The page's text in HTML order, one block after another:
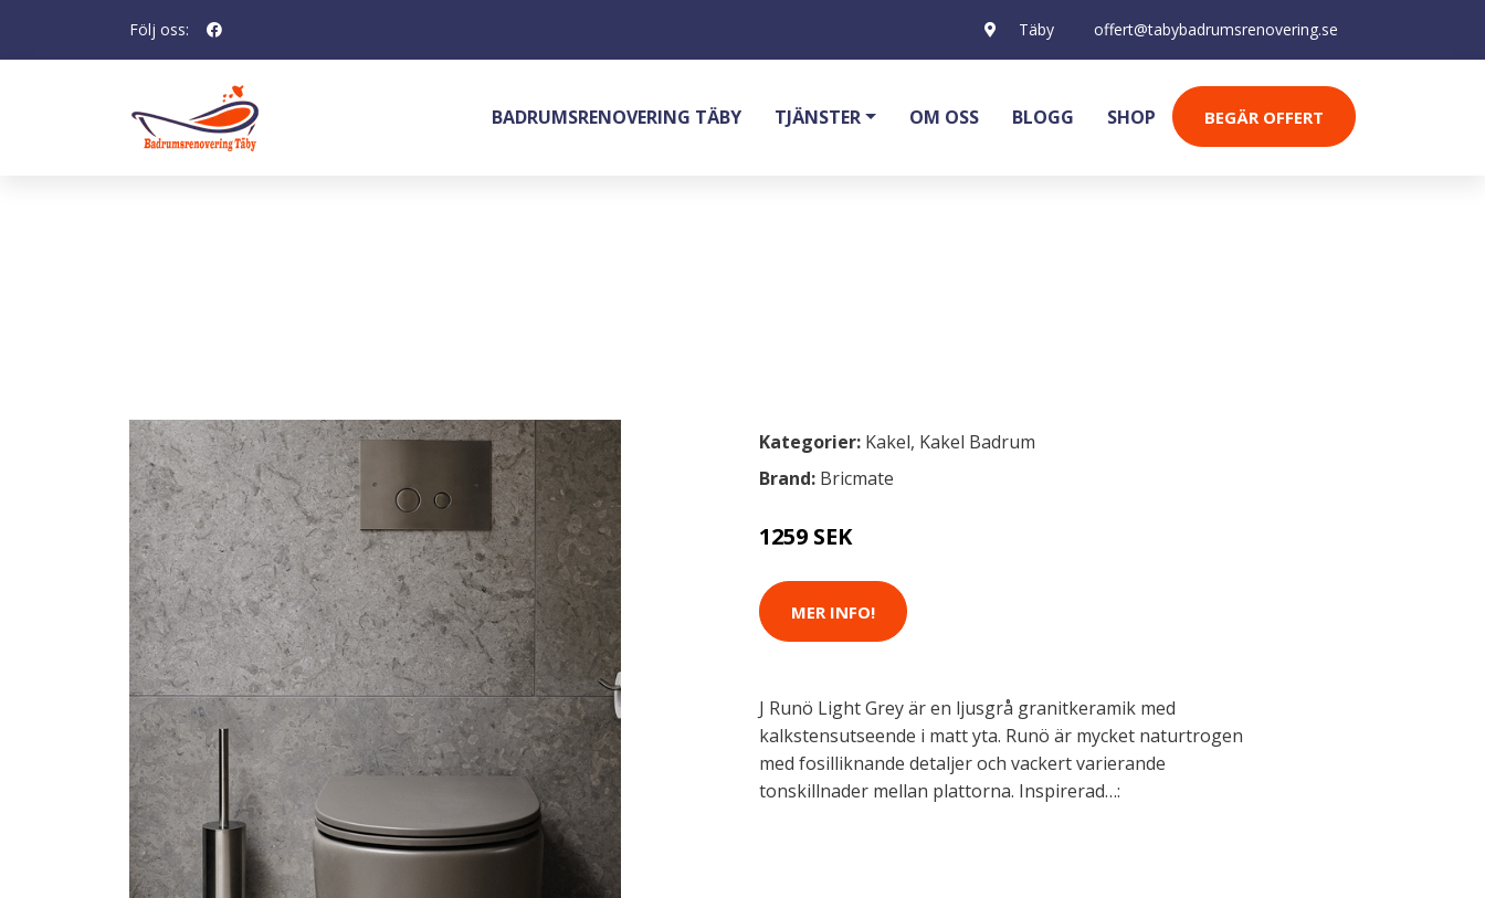
Följ oss: Täby offert@tabybadrumsrenovering.se
BADRUMSRENOVERING TÄBY TJÄNSTER OM OSS BLOGG SHOP BEGÄR OFFERT
Kategorier: Kakel, Kakel Badrum
Brand: Bricmate
1259 SEK
MER INFO!
J Runö Light Grey är en ljusgrå granitkeramik med
kalkstensutseende i matt yta. Runö är mycket naturtrogen
med fosilliknande detaljer och vackert varierande
tonskillnader mellan plattorna. Inspirerad…: